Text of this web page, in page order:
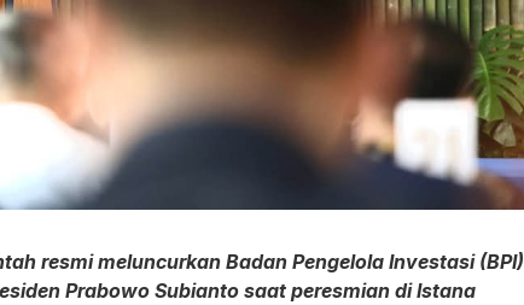
resmi meluncurkan Badan Pengelola Investasi (BPI)
Prabowo Subianto saat peresmian di Istana